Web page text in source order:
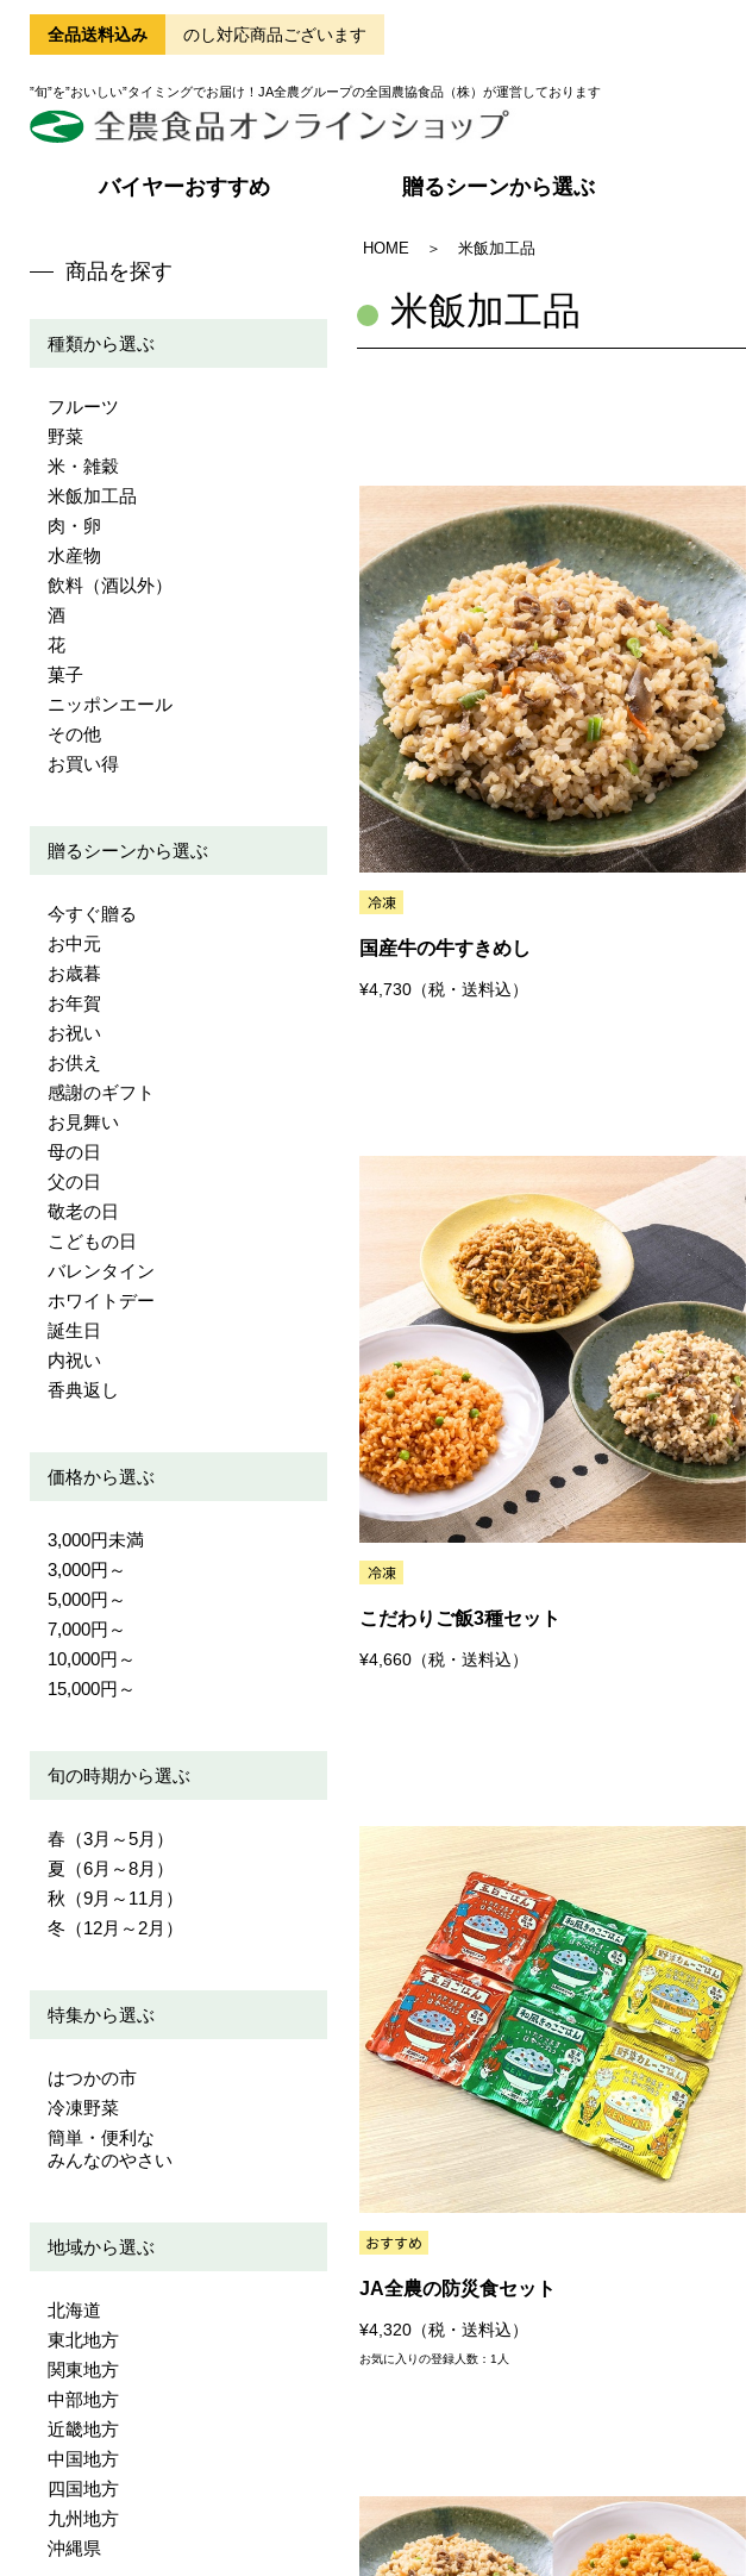
全品送料込み のし対応商品ございます
”旬”を”おいしい”タイミングでお届け！JA全農グループの全国農協食品（株）が運営しております
バイヤーおすすめ 贈るシーンから選ぶ
商品を探す
種類から選ぶ
フルーツ
野菜
米・雑穀
米飯加工品
肉・卵
水産物
飲料（酒以外）
酒
花
菓子
ニッポンエール
その他
お買い得
贈るシーンから選ぶ
今すぐ贈る
お中元
お歳暮
お年賀
お祝い
お供え
感謝のギフト
お見舞い
母の日
父の日
敬老の日
こどもの日
バレンタイン
ホワイトデー
誕生日
内祝い
香典返し
価格から選ぶ
3,000円未満
3,000円～
5,000円～
7,000円～
10,000円～
15,000円～
旬の時期から選ぶ
春（3月～5月）
夏（6月～8月）
秋（9月～11月）
冬（12月～2月）
特集から選ぶ
はつかの市
冷凍野菜
簡単・便利な
みんなのやさい
地域から選ぶ
北海道
東北地方
関東地方
中部地方
近畿地方
中国地方
四国地方
九州地方
沖縄県
HOME ＞ 米飯加工品
米飯加工品
国産牛の牛すきめし
¥4,730（税・送料込）
こだわりご飯3種セット
¥4,660（税・送料込）
JA全農の防災食セット
¥4,320（税・送料込）
お気に入りの登録人数：1人